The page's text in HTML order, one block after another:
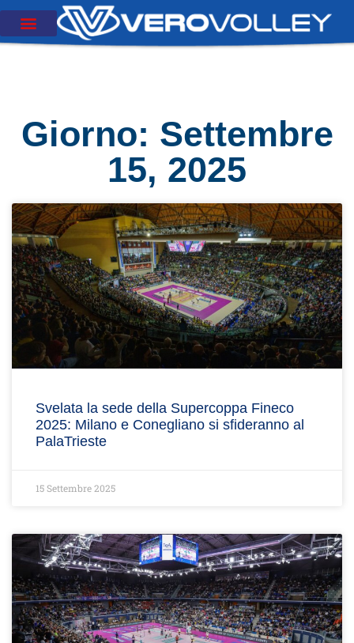
Giorno: Settembre
15, 2025
Svelata la sede della Supercoppa Fineco
2025: Milano e Conegliano si sfideranno al
PalaTrieste
15 Settembre 2025